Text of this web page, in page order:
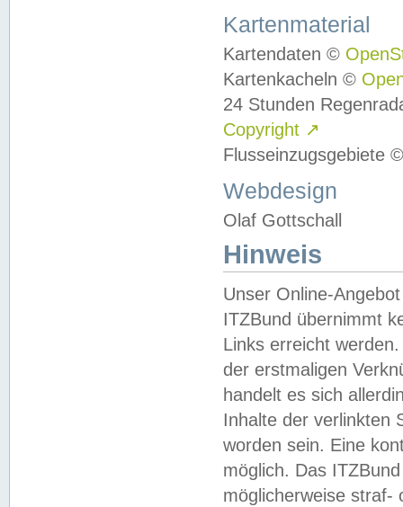
Kartenmaterial
Kartendaten ©
Kartenkacheln ©
24 Stunden
Copyright ↗
Flusseinzugsgebiete
Webdesign
Olaf Gottschall
Hinweis
Unser Online-
ITZBund übernimmt
Links erreicht
der erstmaligen
handelt es sich
Inhalte der verlinkten
worden sein. Eine
möglich. Das
möglicherweise straf-